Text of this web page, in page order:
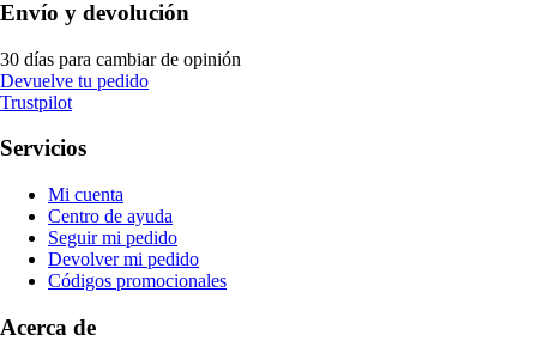
Envío y devolución
30 días para cambiar de opinión
Devuelve tu pedido
Trustpilot
Servicios
Mi cuenta
Centro de ayuda
Seguir mi pedido
Devolver mi pedido
Códigos promocionales
Acerca de